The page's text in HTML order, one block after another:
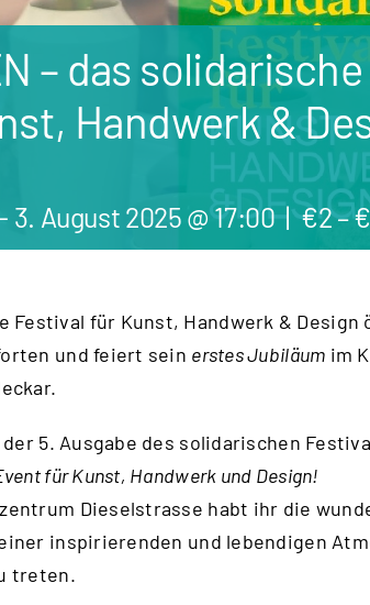
– das solidarische
Handwerk &
- 3. August 2025 @ 17:00 | €2 –
Festival für Kunst, Handwerk &
und feiert sein erstes Jubiläum im
5. Ausgabe des solidarischen
für Kunst, Handwerk und Design!
Dieselstrasse habt ihr die
inspirierenden und lebendigen
treten.